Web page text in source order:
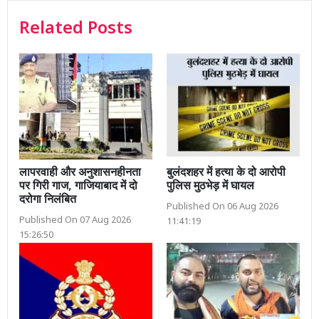
Related Posts
लापरवाही और अनुशासनहीनता
पर गिरी गाज, गाजियाबाद में दो
दरोगा निलंबित
Published On 07 Aug 2026
15:26:50
बुलंदशहर में हत्या के दो आरोपी
पुलिस मुठभेड़ में घायल
Published On 06 Aug 2026
11:41:19